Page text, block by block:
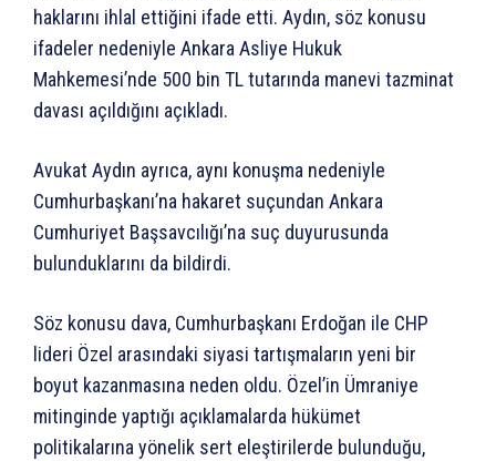
haklarını ihlal ettiğini ifade etti. Aydın, söz konusu
ifadeler nedeniyle Ankara Asliye Hukuk
Mahkemesi’nde 500 bin TL tutarında manevi tazminat
davası açıldığını açıkladı.
Avukat Aydın ayrıca, aynı konuşma nedeniyle
Cumhurbaşkanı’na hakaret suçundan Ankara
Cumhuriyet Başsavcılığı’na suç duyurusunda
bulunduklarını da bildirdi.
Söz konusu dava, Cumhurbaşkanı Erdoğan ile CHP
lideri Özel arasındaki siyasi tartışmaların yeni bir
boyut kazanmasına neden oldu. Özel’in Ümraniye
mitinginde yaptığı açıklamalarda hükümet
politikalarına yönelik sert eleştirilerde bulunduğu,